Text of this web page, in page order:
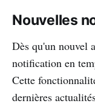
Nouvelles
Dès qu'un nouvel
notification en
Cette
dernières